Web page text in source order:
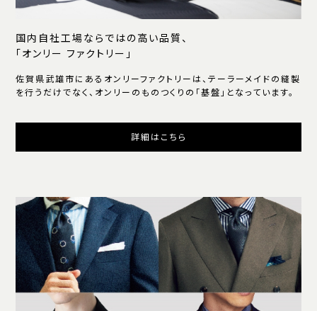
国内自社工場ならではの高い品質、
「オンリー ファクトリー」
佐賀県武雄市にあるオンリーファクトリーは、テーラーメイドの縫製
を行うだけでなく、オンリーのものつくりの「基盤」となっています。
詳細はこちら